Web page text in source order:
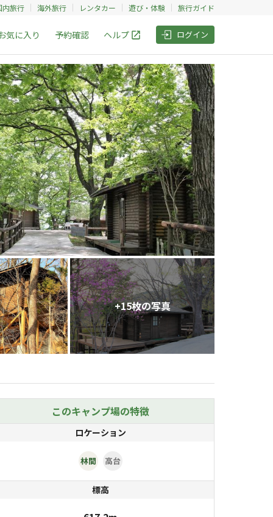
内旅行 海外旅行 レンタカー 遊び・体験 旅行ガイド
気に入り 予約確認 ヘルプ ログイン
+15枚の写真
このキャンプ場の特徴
ロケーション
林間 高台
標高